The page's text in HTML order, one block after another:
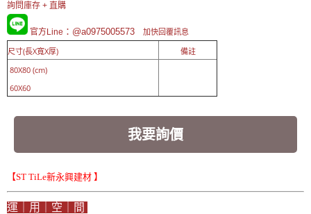
詢問庫存 + 直購
官方Line ：@a0975005573 加快回覆訊息
尺寸(長X寬X厚)
備註
80X80 (cm)
60X60
我要詢價
【ST TiLe新永興建材 】
運｜用｜空｜間